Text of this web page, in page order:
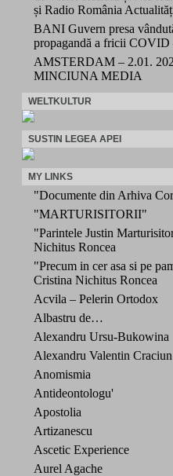
și Radio România
BANI Guvern presa
propagandă a fricii
AMSTERDAM – 2.01.
MINCIUNA MEDIA
WELTKULTUR
SUSTIN LEGEA APEI
MY LINKS
"Documente din Arhiva
"MARTURISITORII"
"Parintele Justin
Nichitus Roncea
"Precum in cer asa si pe
Cristina Nichitus Roncea
Acvila – Pelerin Ortodox
Albastru de…
Alexandru Ursu-Bukowina
Alexandru Valentin Craciun
Anomismia
Antideontologu'
Apostolia
Artizanescu
Ascetic Experience
Aurel Agache